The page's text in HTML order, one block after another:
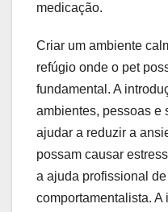
medicação.
Criar um ambiente
refúgio onde o pet
fundamental. A
ambientes, pessoas e
ajudar a reduzir a
possam causar
a ajuda profissional
comportamentalista.